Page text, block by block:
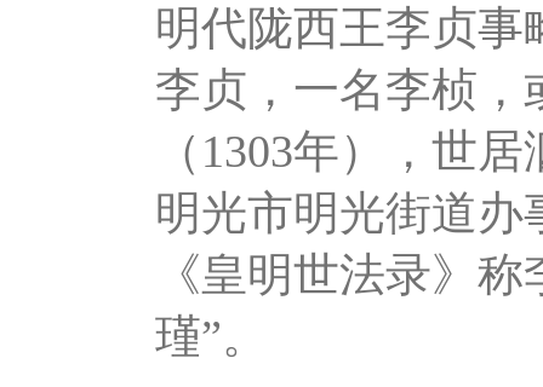
明代陇西王李贞事
李贞，一名李桢，
（1303年），世
明光市明光街道
《皇明世法录》
瑾”。